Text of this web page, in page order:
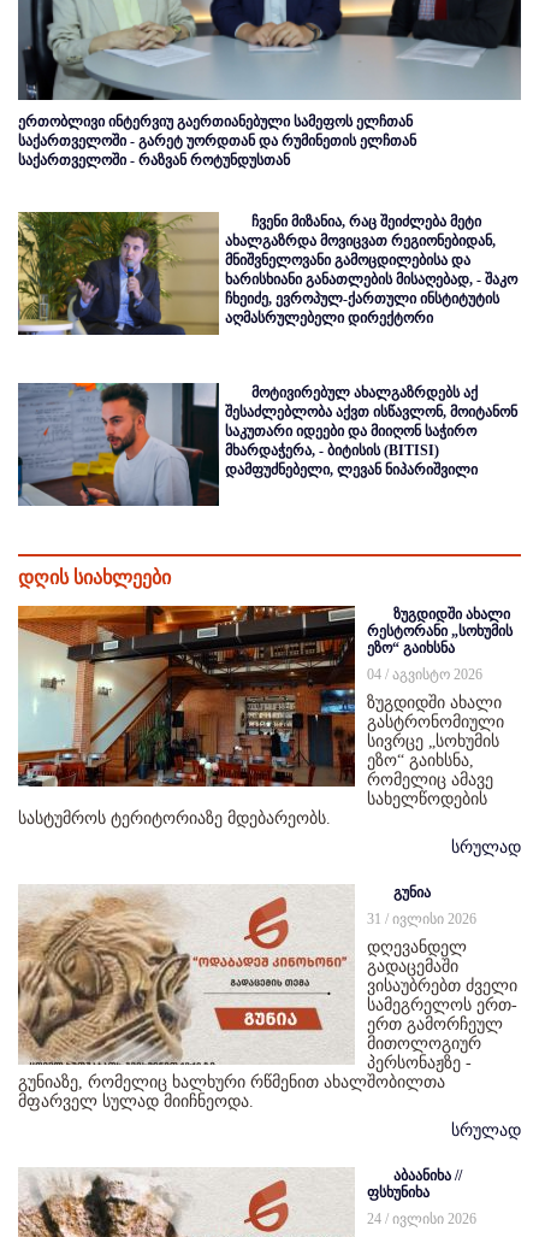
ერთობლივი ინტერვიუ გაერთიანებული სამეფოს ელჩთან
საქართველოში - გარეტ უორდთან და რუმინეთის ელჩთან
საქართველოში - რაზვან როტუნდუსთან
ჩვენი მიზანია, რაც შეიძლება მეტი
ახალგაზრდა მოვიცვათ რეგიონებიდან,
მნიშვნელოვანი გამოცდილებისა და
ხარისხიანი განათლების მისაღებად, - შაკო
ჩხეიძე, ევროპულ-ქართული ინსტიტუტის
აღმასრულებელი დირექტორი
მოტივირებულ ახალგაზრდებს აქ
შესაძლებლობა აქვთ ისწავლონ, მოიტანონ
საკუთარი იდეები და მიიღონ საჭირო
მხარდაჭერა, - ბიტისის (BITISI)
დამფუძნებელი, ლევან ნიპარიშვილი
დღის სიახლეები
ზუგდიდში ახალი
რესტორანი „სოხუმის
ეზო“ გაიხსნა
04 / აგვისტო 2026
ზუგდიდში ახალი
გასტრონომიული
სივრცე „სოხუმის
ეზო“ გაიხსნა,
რომელიც ამავე
სახელწოდების
სასტუმროს ტერიტორიაზე მდებარეობს.
სრულად
გუნია
31 / ივლისი 2026
დღევანდელ
გადაცემაში
ვისაუბრებთ ძველი
სამეგრელოს ერთ-
ერთ გამორჩეულ
მითოლოგიურ
პერსონაჟზე -
გუნიაზე, რომელიც ხალხური რწმენით ახალშობილთა
მფარველ სულად მიიჩნეოდა.
სრულად
აბაანიხა //
ფსხუნიხა
24 / ივლისი 2026